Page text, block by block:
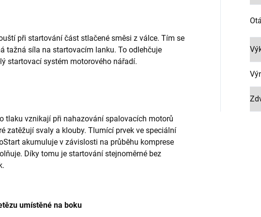
při startování část stlačené směsi z válce. Tím se
tažná síla na startovacím lanku. To odlehčuje
startovací systém motorového nářadí.
tlaku vznikají při nahazování spalovacích motorů
zatěžují svaly a klouby. Tlumící prvek ve speciální
akumuluje v závislosti na průběhu komprese
Díky tomu je startování stejnoměrné bez
umístěné na boku